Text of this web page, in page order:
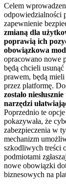
Celem
odpowiedzialności
zapewnienie
zmianą dla
poprawią ich
obowiązkowa
opracowano nowe
będą chcieli
prawem, będą
przez platformę.
zostało
narzędzi
Poprzednio te
pokazywała, że
zabezpieczenia w
mechanizm
szkodliwych treści
podmiotami
nowe obowiązki
biznesowych na